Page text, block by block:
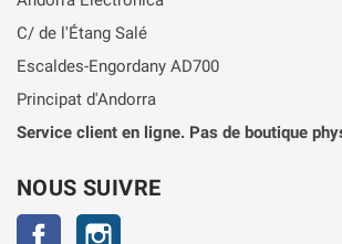
C/ de l'Étang Salé
Escaldes-Engordany AD700
Principat d'Andorra
Service client en ligne. Pas de boutique
NOUS SUIVRE
Facebook